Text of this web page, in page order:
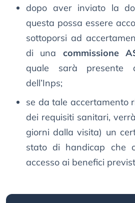
dopo aver inviato la
questa possa essere
sottoporsi ad
di una commissione
quale sarà presente
dell’Inps;
se da tale accertamento
dei requisiti sanitari,
giorni dalla visita) un
stato di handicap che
accesso ai benefici